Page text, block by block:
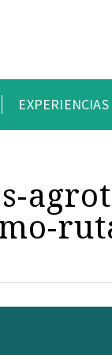
EXPERIENCIAS